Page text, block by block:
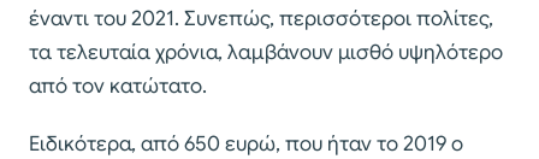
έναντι του 2021. Συνεπώς, περισσότεροι πολίτες,
τα τελευταία χρόνια, λαμβάνουν μισθό υψηλότερο
από τον κατώτατο.
Ειδικότερα, από 650 ευρώ, που ήταν το 2019 ο